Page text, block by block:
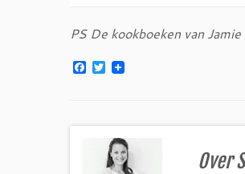
PS De kookboeken van
F
o
T
w
e
r
Over